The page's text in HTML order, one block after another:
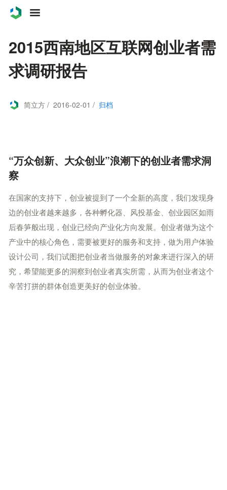
服务
2015西南地区互联网创业者需
求调研报告
简立方 / 2016-02-01 / 归档
“万众创新、大众创业”浪潮下的创业者需求洞
察
在国家的支持下，创业被提到了一个全新的高度，我们发现身
边的创业者越来越多，各种孵化器、风投基金、创业园区如雨
后春笋般出现，创业已经向产业化方向发展。创业者做为这个
产业中的核心角色，需要被更好的服务和支持，做为用户体验
设计公司，我们试图把创业者当做服务的对象来进行深入的研
究，希望能更多的洞察到创业者真实所需，从而为创业者这个
辛苦打拼的群体创造更美好的创业体验。